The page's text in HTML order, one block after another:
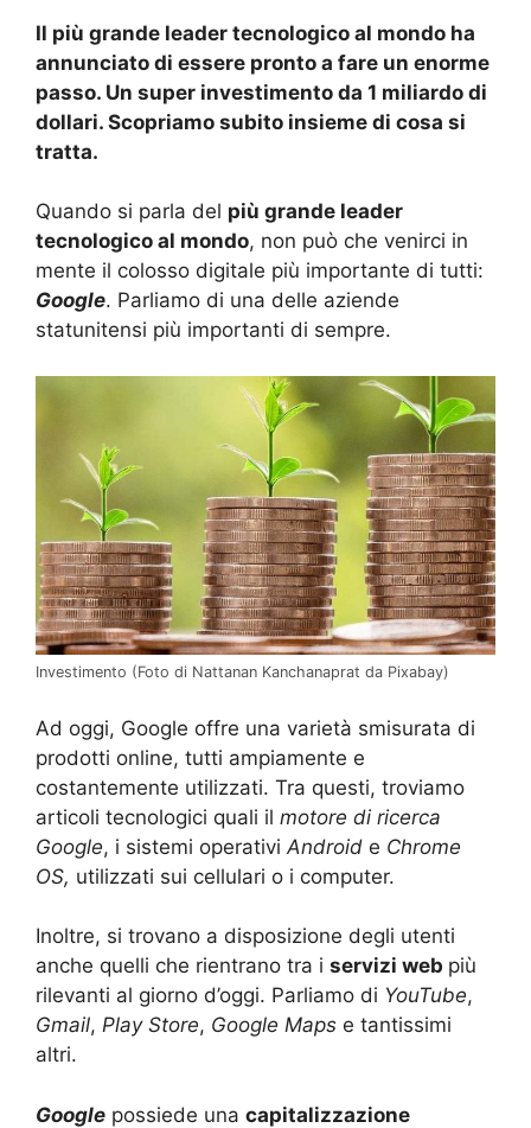
Il più grande leader tecnologico al mondo ha
annunciato di essere pronto a fare un enorme
passo. Un super investimento da 1 miliardo di
dollari. Scopriamo subito insieme di cosa si
tratta.
Quando si parla del più grande leader
tecnologico al mondo, non può che venirci in
mente il colosso digitale più importante di tutti:
Google. Parliamo di una delle aziende
statunitensi più importanti di sempre.
Investimento (Foto di Nattanan Kanchanaprat da Pixabay)
Ad oggi, Google offre una varietà smisurata di
prodotti online, tutti ampiamente e
costantemente utilizzati. Tra questi, troviamo
articoli tecnologici quali il motore di ricerca
Google, i sistemi operativi Android e Chrome
OS, utilizzati sui cellulari o i computer.
Inoltre, si trovano a disposizione degli utenti
anche quelli che rientrano tra i servizi web più
rilevanti al giorno d’oggi. Parliamo di YouTube,
Gmail, Play Store, Google Maps e tantissimi
altri.
Google possiede una capitalizzazione